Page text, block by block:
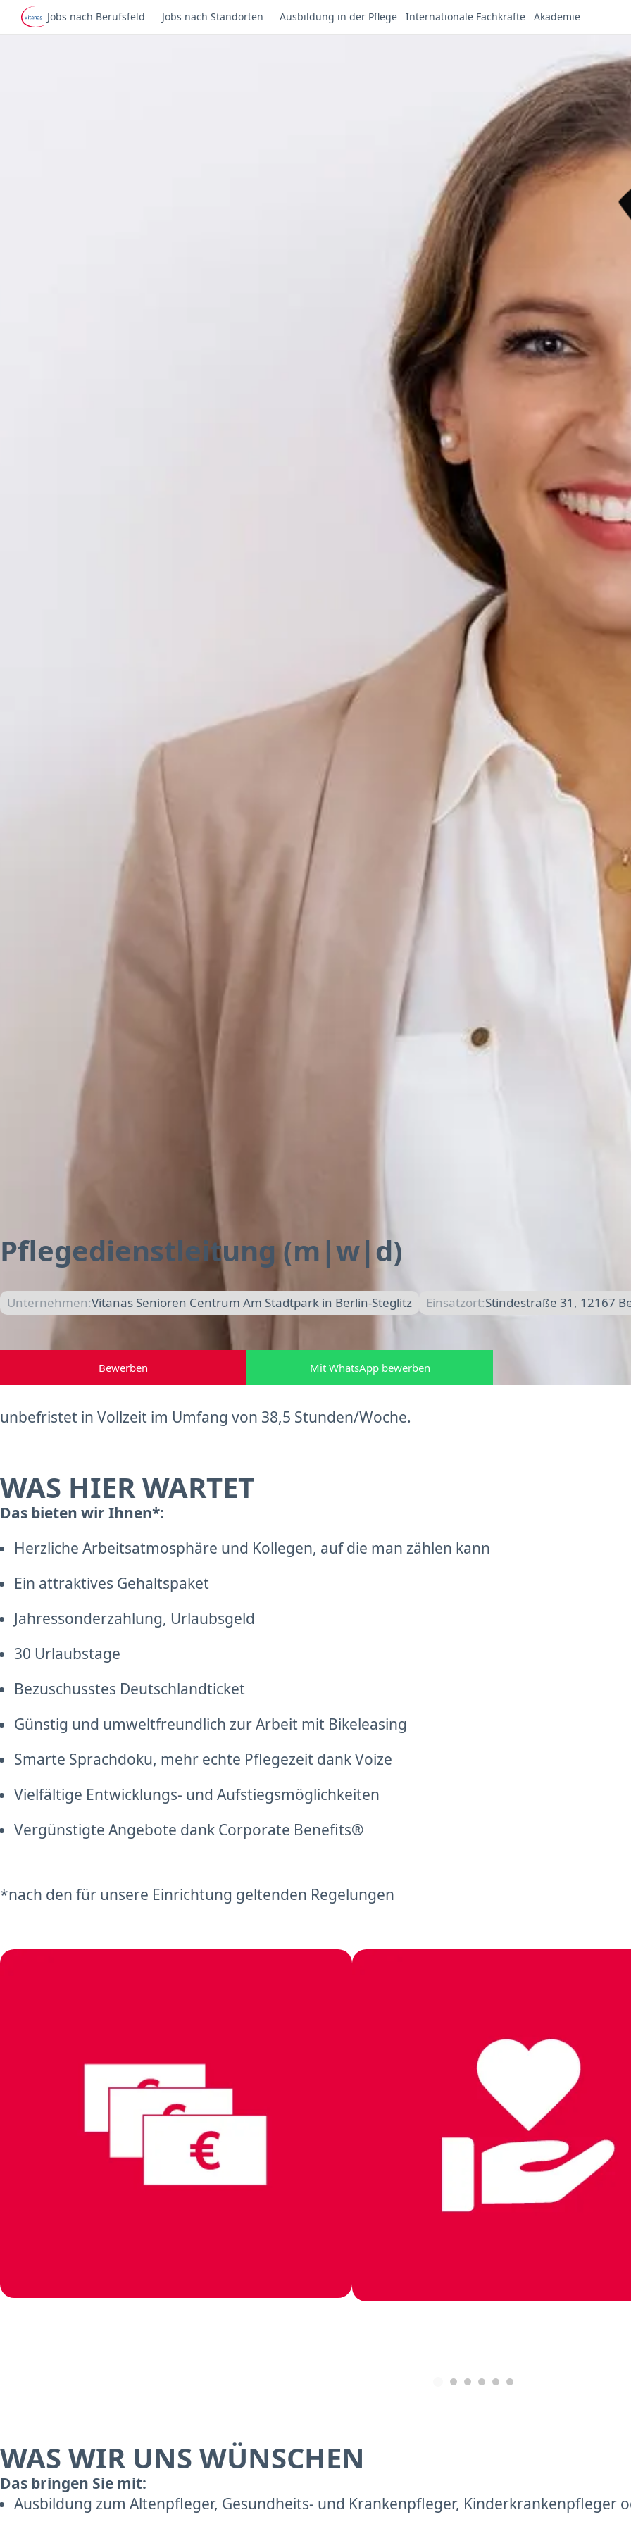
Jobs nach Berufsfeld Jobs nach Standorten Ausbildung in der Pflege Internationale Fachkräfte Akademie
Pflegedienstleitung (m|w|d)
Unternehmen:Vitanas Senioren Centrum Am Stadtpark in Berlin-Steglitz Einsatzort:Stindestraße 31, 12167
Bewerben Mit WhatsApp bewerben
unbefristet in Vollzeit im Umfang von 38,5 Stunden/Woche.
WAS HIER WARTET
Das bieten wir Ihnen*:
Herzliche Arbeitsatmosphäre und Kollegen, auf die man zählen kann
Ein attraktives Gehaltspaket
Jahressonderzahlung, Urlaubsgeld
30 Urlaubstage
Bezuschusstes Deutschlandticket
Günstig und umweltfreundlich zur Arbeit mit Bikeleasing
Smarte Sprachdoku, mehr echte Pflegezeit dank Voize
Vielfältige Entwicklungs- und Aufstiegsmöglichkeiten
Vergünstigte Angebote dank Corporate Benefits®
*nach den für unsere Einrichtung geltenden Regelungen
WAS WIR UNS WÜNSCHEN
Das bringen Sie mit:
Ausbildung zum Altenpfleger, Gesundheits- und Krankenpfleger, Kinderkrankenpfleger